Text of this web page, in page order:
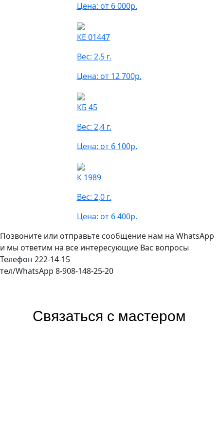
Цена: от 6 000р.
КЕ 01447
Вес: 2,5 г.
Цена: от 12 700р.
КБ 45
Вес: 2,4 г.
Цена: от 6 100р.
К 1989
Вес: 2,0 г.
Цена: от 6 400р.
Позвоните или отправьте сообщение нам на WhatsApp
и мы ответим на все интересующие Вас вопросы
Телефон 222-14-15
тел/WhatsApp 8-908-148-25-20
Связаться с мастером